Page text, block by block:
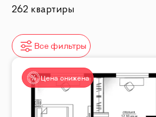
262 квартиры
Все фильтры
Цена снижена